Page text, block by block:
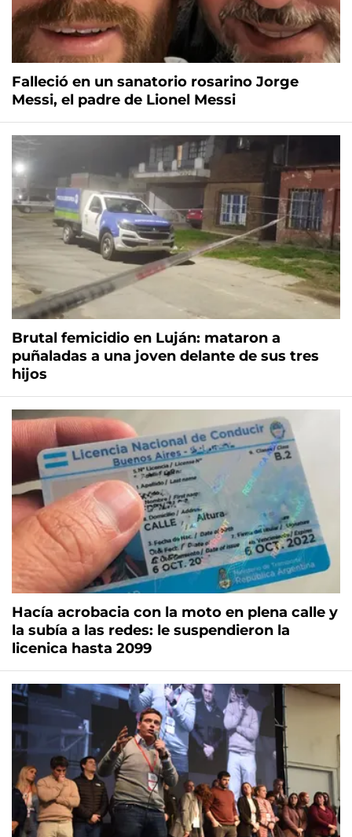
Falleció en un sanatorio rosarino Jorge
Messi, el padre de Lionel Messi
Brutal femicidio en Luján: mataron a
puñaladas a una joven delante de sus tres
hijos
Hacía acrobacia con la moto en plena calle y
la subía a las redes: le suspendieron la
licenica hasta 2099